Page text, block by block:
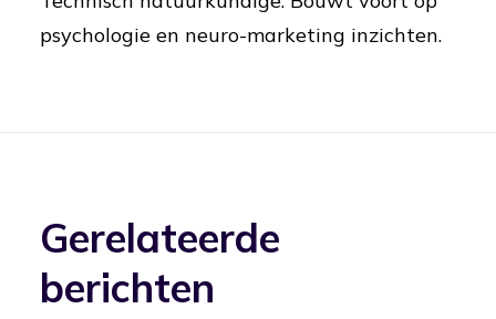
psychologie en neuro-marketing inzichten.
Gerelateerde
berichten